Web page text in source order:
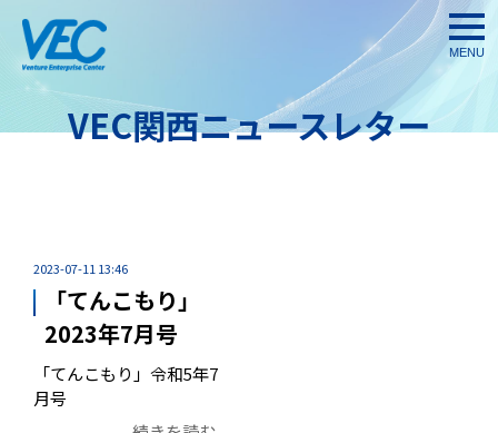
VEC関西ニュースレター
2023-07-11 13:46
「てんこもり」
2023年7月号
「てんこもり」令和5年7
月号